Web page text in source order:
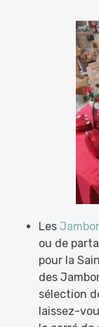
Les
ou de
pour la
des
sélection
laissez-